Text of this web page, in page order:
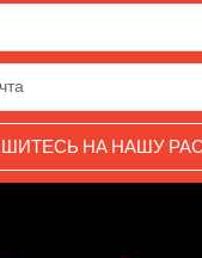
НА НАШУ